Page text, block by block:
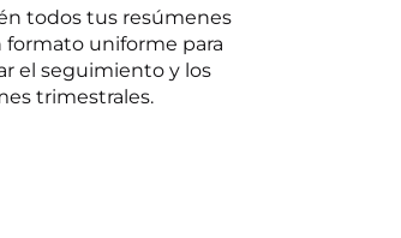
todos tus resúmenes
formato uniforme para
el seguimiento y los
trimestrales.